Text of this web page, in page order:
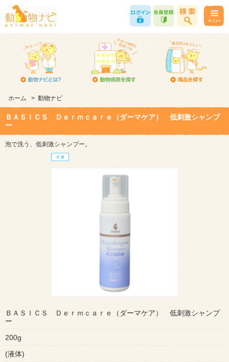
ホーム > 動物ナビ
ＢＡＳＩＣＳ Ｄｅｒｍｃａｒｅ（ダーマケア） 低刺激シャンプ
ー
泡で洗う、低刺激シャンプー。
ＢＡＳＩＣＳ Ｄｅｒｍｃａｒｅ（ダーマケア） 低刺激シャンプ
ー
200g
(液体)